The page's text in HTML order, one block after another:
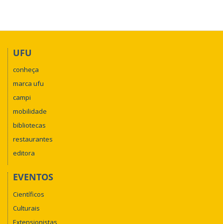
UFU
conheça
marca ufu
campi
mobilidade
bibliotecas
restaurantes
editora
EVENTOS
Científicos
Culturais
Extensionistas